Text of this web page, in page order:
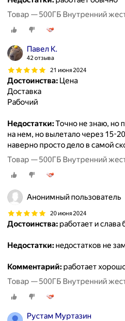
Товар — 500ГБ Внутренний
Павел К.
42 отзыва
21 июня 2024
Достоинства: Цена
Доставка
Рабочий
Недостатки:Точно не знаю, но
на нем, но вылетало через 15-
наверно просто дело в самой
Товар — 500ГБ Внутренний
Анонимный пользователь
20 июня 2024
Достоинства: работает и слава
Недостатки: недостатков не
Комментарий: работает
Товар — 500ГБ Внутренний
Рустам Муртазин